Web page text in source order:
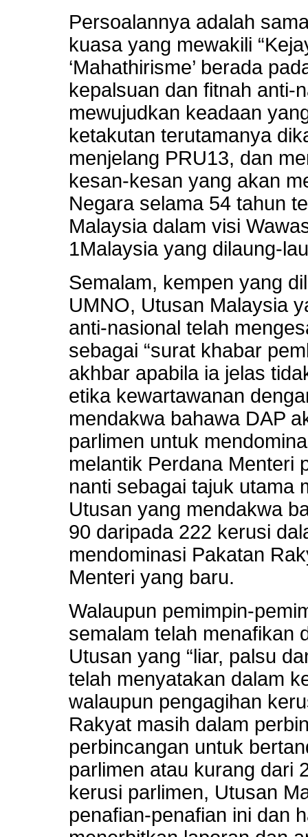
Persoalannya adalah
kuasa yang mewakili
‘Mahathirisme’ berada
kepalsuan dan fitnah anti-
mewujudkan keadaan
ketakutan terutamanya
menjelang PRU13, dan
kesan-kesan yang akan
Negara selama 54 tahun
Malaysia dalam visi
1Malaysia yang dilaung-
Semalam, kempen yang
UMNO, Utusan Malaysia
anti-nasional telah
sebagai “surat khabar
akhbar apabila ia jelas
etika kewartawanan
mendakwa bahawa DAP
parlimen untuk
melantik Perdana Menteri
nanti sebagai tajuk utama
Utusan yang mendakwa
90 daripada 222 kerusi
mendominasi Pakatan
Menteri yang baru.
Walaupun pemimpin-
semalam telah menafikan
Utusan yang “liar, palsu
telah menyatakan dalam
walaupun pengagihan
Rakyat masih dalam
perbincangan untuk
parlimen atau kurang dari
kerusi parlimen, Utusan
penafian-penafian ini dan